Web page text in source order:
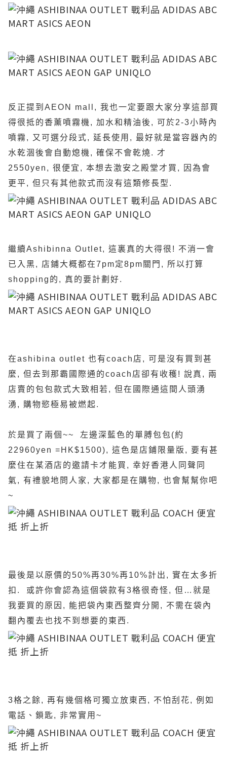
反正提到AEON mall, 我也一定要跟大家分享這部買
得很抵的香薰噴霧機, 加水和精油後, 可於2-3小時內
噴霧, 又可選分段式, 延長使用, 最好就是當容器內的
水乾涸後會自動熄機, 確保不會乾燒. 才
2550yen, 很便宜, 本想去激安之殿堂才買, 因為會
更平, 但只有其他款式而沒有這類修長型.
繼續Ashibinna Outlet, 這裏真的大得很! 不消一會
已入黑, 店鋪大概都在7pm定8pm關門, 所以打算
shopping的, 真的要計劃好.
在ashibina outlet 也有coach店, 可是沒有買到甚
麼, 但去到那霸國際通的coach店卻有收穫! 說真, 兩
店賣的包包款式大致相若, 但在國際通這間人頭湧
湧, 購物慾極易被燃起.
於是買了兩個~~ 左邊深藍色的單膊包包(約
22960yen =HK$1500), 這色是店鋪限量版, 要有甚
麼住在某酒店的邀請卡才能買, 幸好香港人同聲同
氣, 有禮貌地問人家, 大家都是在購物, 也會幫幫你吧
~
最後是以原價的50%再30%再10%計出, 實在太多折
扣. 或許你會認為這個袋款有3格很奇怪, 但…就是
我要買的原因, 能把袋內東西整齊分開, 不需在袋內
翻內覆去也找不到想要的東西.
3格之餘, 再有幾個格可獨立放東西, 不怕刮花, 例如
電話、鎖匙, 非常實用~